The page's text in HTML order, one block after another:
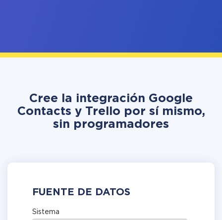
Cree la integración Google
Contacts y Trello por sí mismo,
sin programadores
FUENTE DE DATOS
Sistema